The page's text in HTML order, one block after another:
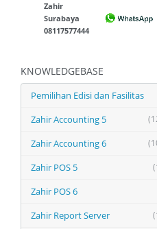
Zahir
Surabaya
08117577444
KNOWLEDGEBASE
Pemilihan Edisi dan Fasilitas
Zahir Accounting 5
Zahir Accounting 6
Zahir POS 5
Zahir POS 6
Zahir Report Server